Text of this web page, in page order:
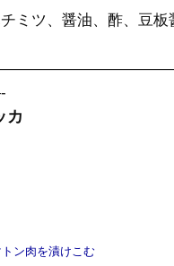
ミツ、醤油、酢、豆板
カ